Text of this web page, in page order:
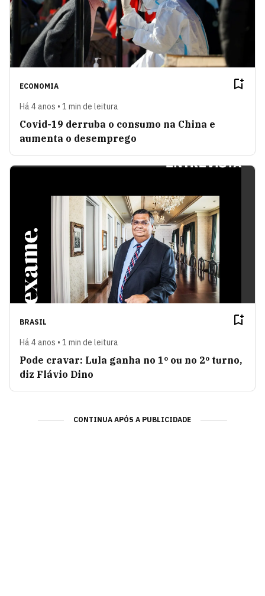
ECONOMIA
Há 4 anos • 1 min de leitura
Covid-19 derruba o consumo na China e
aumenta o desemprego
BRASIL
Há 4 anos • 1 min de leitura
Pode cravar: Lula ganha no 1º ou no 2º turno,
diz Flávio Dino
CONTINUA APÓS A PUBLICIDADE